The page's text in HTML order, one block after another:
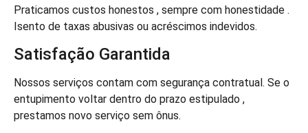
Praticamos custos honestos , sempre com honestidade .
Isento de taxas abusivas ou acréscimos indevidos.
Satisfação Garantida
Nossos serviços contam com segurança contratual. Se o
entupimento voltar dentro do prazo estipulado ,
prestamos novo serviço sem ônus.